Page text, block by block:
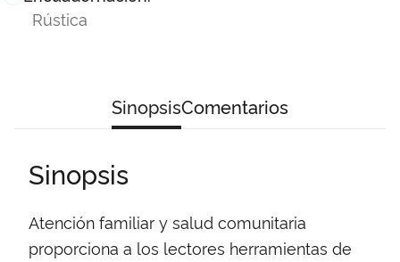
Rústica
SinopsisComentarios
Sinopsis
Atención familiar y salud comunitaria
proporciona a los lectores herramientas de